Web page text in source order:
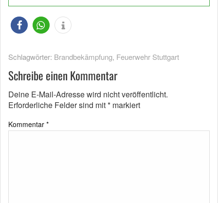
Schlagwörter: Brandbekämpfung, Feuerwehr Stuttgart
Schreibe einen Kommentar
Deine E-Mail-Adresse wird nicht veröffentlicht.
Erforderliche Felder sind mit* markiert
Kommentar *